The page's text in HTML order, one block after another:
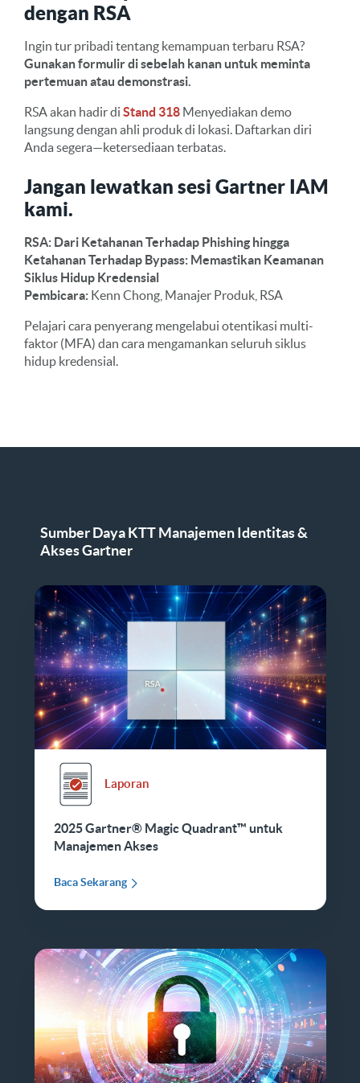
dengan RSA
Ingin tur pribadi tentang kemampuan terbaru RSA?
Gunakan formulir di sebelah kanan untuk meminta
pertemuan atau demonstrasi.
RSA akan hadir di Stand 318 Menyediakan demo
langsung dengan ahli produk di lokasi. Daftarkan diri
Anda segera—ketersediaan terbatas.
Jangan lewatkan sesi Gartner IAM
kami.
RSA: Dari Ketahanan Terhadap Phishing hingga
Ketahanan Terhadap Bypass: Memastikan Keamanan
Siklus Hidup Kredensial
Pembicara: Kenn Chong, Manajer Produk, RSA
Pelajari cara penyerang mengelabui otentikasi multi-
faktor (MFA) dan cara mengamankan seluruh siklus
hidup kredensial.
Sumber Daya KTT Manajemen Identitas &
Akses Gartner
Laporan
2025 Gartner® Magic Quadrant™ untuk
Manajemen Akses
Baca Sekarang